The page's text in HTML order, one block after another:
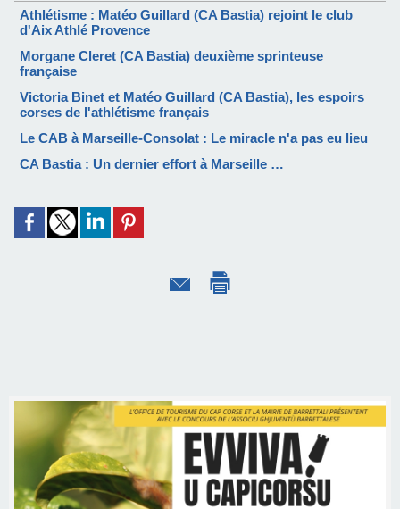
Athlétisme : Matéo Guillard (CA Bastia) rejoint le club
d'Aix Athlé Provence
Morgane Cleret (CA Bastia) deuxième sprinteuse
française
Victoria Binet et Matéo Guillard (CA Bastia), les espoirs
corses de l'athlétisme français
Le CAB à Marseille-Consolat : Le miracle n'a pas eu lieu
CA Bastia : Un dernier effort à Marseille …